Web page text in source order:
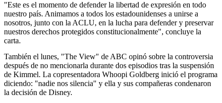
"Este es el momento de defender la libertad de expresión en todo
nuestro país. Animamos a todos los estadounidenses a unirse a
nosotros, junto con la ACLU, en la lucha para defender y preservar
nuestros derechos protegidos constitucionalmente", concluye la
carta.
También el lunes, "The View" de ABC opinó sobre la controversia
después de no mencionarla durante dos episodios tras la suspensión
de Kimmel. La copresentadora Whoopi Goldberg inició el programa
diciendo: "nadie nos silencia" y ella y sus compañeras condenaron
la decisión de Disney.